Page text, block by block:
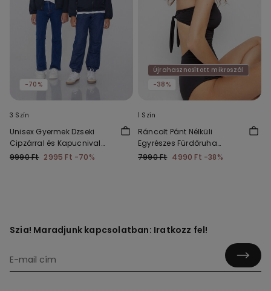
-70%
3 Szín
Unisex Gyermek Dzseki
Cipzárral és Kapucnival
Technikai Anyagból
9990 Ft 2995 Ft -70%
Újrahasznosított mikroszál
-38%
1 Szín
Ráncolt Pánt Nélküli
Egyrészes Fürdőruha
Újrahasznosított
7990 Ft 4990 Ft -38%
Szia! Maradjunk kapcsolatban: Iratkozz fel!